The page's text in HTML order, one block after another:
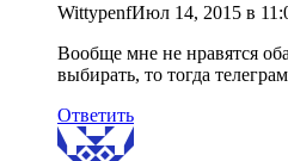
WittypenfИюл 14, 2015 в
Вообще мне не нравятся
выбирать, то тогда
Ответить